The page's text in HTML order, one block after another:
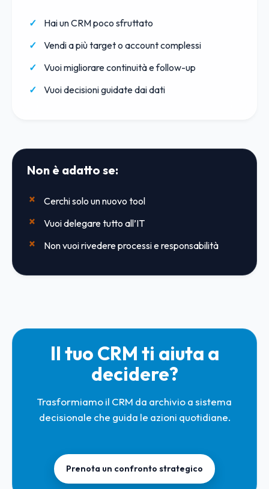
Hai un CRM poco sfruttato
Vendi a più target o account complessi
Vuoi migliorare continuità e follow-up
Vuoi decisioni guidate dai dati
Non è adatto se:
Cerchi solo un nuovo tool
Vuoi delegare tutto all’IT
Non vuoi rivedere processi e responsabilità
Il tuo CRM ti aiuta a
decidere?
Trasformiamo il CRM da archivio a sistema
decisionale che guida le azioni quotidiane.
Prenota un confronto strategico